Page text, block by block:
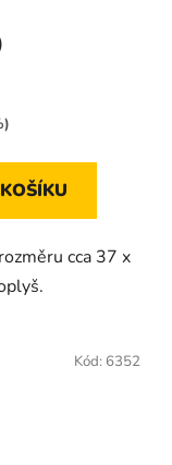
cca 37 x
Kód: 6352